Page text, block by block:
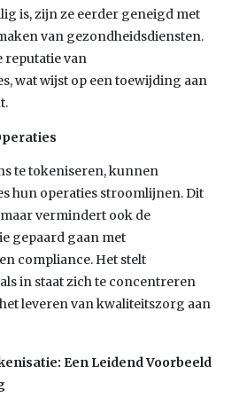
is, zijn ze eerder geneigd met
van gezondheidsdiensten.
reputatie van
wat wijst op een toewijding aan
te tokeniseren, kunnen
hun operaties stroomlijnen. Dit
vermindert ook de
gepaard gaan met
compliance. Het stelt
in staat zich te concentreren
leveren van kwaliteitszorg aan
Een Leidend Voorbeeld